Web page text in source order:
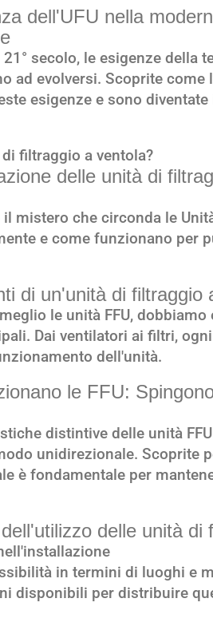
dell'UFU nella
21° secolo, le esigenze della
ad evolversi. Scoprite come
esigenze e sono
filtraggio a ventola?
delle unità di
mistero che circonda le
e come funzionano per
di un'unità di filtraggio
le unità FFU,
Dai ventilatori ai filtri,
dell'unità.
le FFU:
distintive delle unità
unidirezionale. Scoprite
è fondamentale per
delle unità di
in termini di luoghi e
disponibili per distribuire